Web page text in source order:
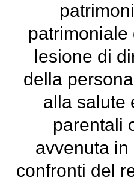
lesione di
della
alla salute
parentali
avvenuta in
confronti del